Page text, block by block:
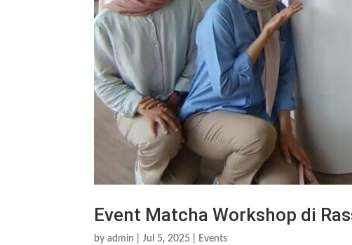
Event Matcha Workshop di
byadmin |Jul 5, 2025 Events